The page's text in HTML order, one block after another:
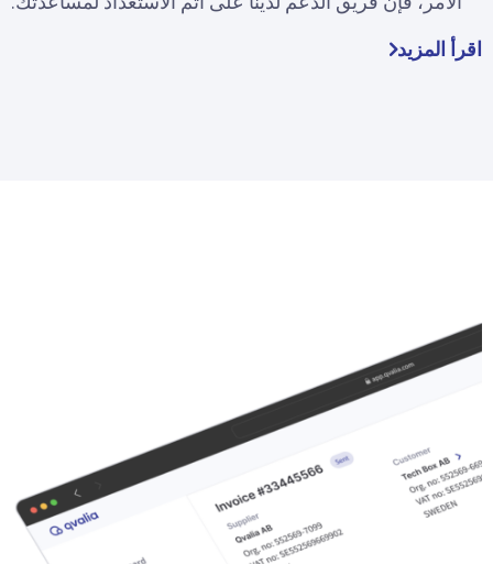
اقرأ المزيد